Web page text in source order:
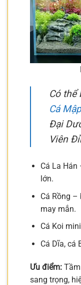
Có thể
Cá Mập
Đại
Viên
Cá La
lớn.
Cá Rồng
may mắn.
Cá Koi
Cá Dĩa, cá
Ưu điểm:
sang trọng,